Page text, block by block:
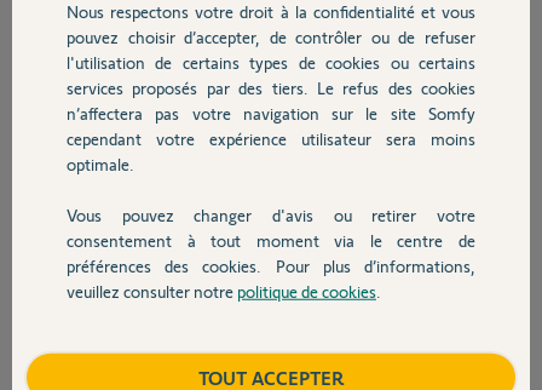
Chauffage
Autres produits
Devis avec un pro
Contact
viviane M.
Participer au fil de discussion
Bonjour Viviane,
Est-ce que dans ce créneau horaire le soleil frappe la lentille du
détecteur?
C'est très souvent la cause.
Je me suis déjà fait avoir par ce détail auquel on ne pense pas.
Nous respectons votre droit à la confidentialité et vous
pouvez choisir d’accepter, de contrôler ou de refuser
l'utilisation de certains types de cookies ou certains
services proposés par des tiers. Le refus des cookies
n’affectera pas votre navigation sur le site Somfy
cependant votre expérience utilisateur sera moins
optimale.
Vous pouvez changer d'avis ou retirer votre
consentement à tout moment via le centre de
préférences des cookies. Pour plus d’informations,
veuillez consulter notre politique de cookies
TOUT ACCEPTER